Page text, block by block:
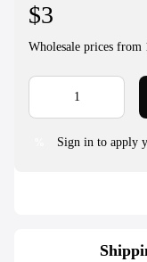
$3
Wholesale prices from
Sign in to apply